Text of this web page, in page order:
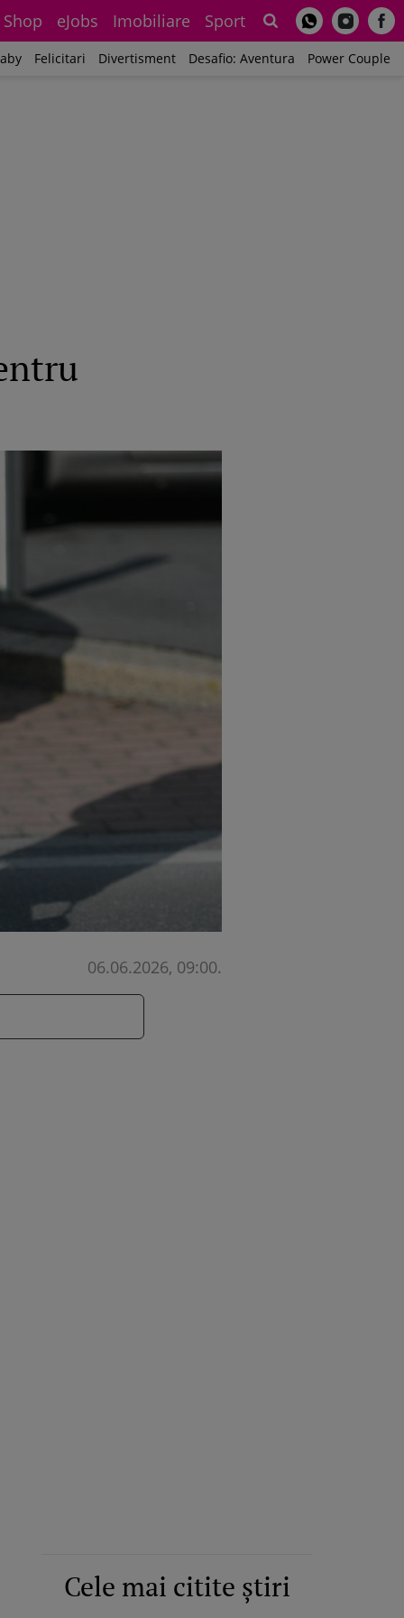
Shop eJobs Imobiliare Sport
Felicitari Divertisment Desafio: Aventura Power Couple
06.06.2026, 09:00.
Cele mai citite știri